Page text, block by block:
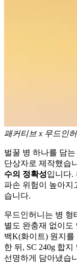
패커티브 x 무드인
벌꿀 병 하나를 담
단상자로 제작했습
수의 정확성입니다.
파손 위험이 높아지
습니다.
무드인허니는 병 형
별도 완충재 없이도
백K(화이트) 원지를
한 뒤, SC 240g 합
선명하게 담아냈습